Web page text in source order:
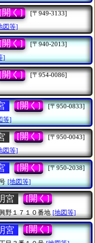
開く]
[〒949-3133]
図等]
開く]
[〒940-2013]
]
開く]
[〒954-0086]
[開く]
[〒950-0833]
等]
[開く]
[〒950-0043]
図等]
[開く]
[〒950-2038]
[地図等]
宮 [開く]
野１７１０番地 [地図等]
宮 [開く]